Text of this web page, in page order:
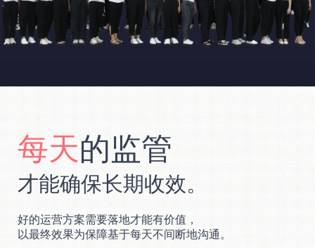
每天的监管
才能确保长期收效。
好的运营方案需要落地才能有价值，
以最终效果为保障基于每天不间断地沟通。